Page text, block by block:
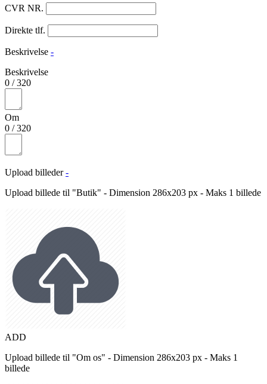
CVR NR.
Direkte tlf.
Beskrivelse -
Beskrivelse
0 /320
Om
0 /320
Upload billeder -
Upload billede til "Butik" - Dimension 286x203 px - Maks 1 billede
ADD
Upload billede til "Om os" - Dimension 286x203 px - Maks 1
billede